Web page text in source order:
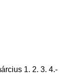
1. 2. 3. 4.-